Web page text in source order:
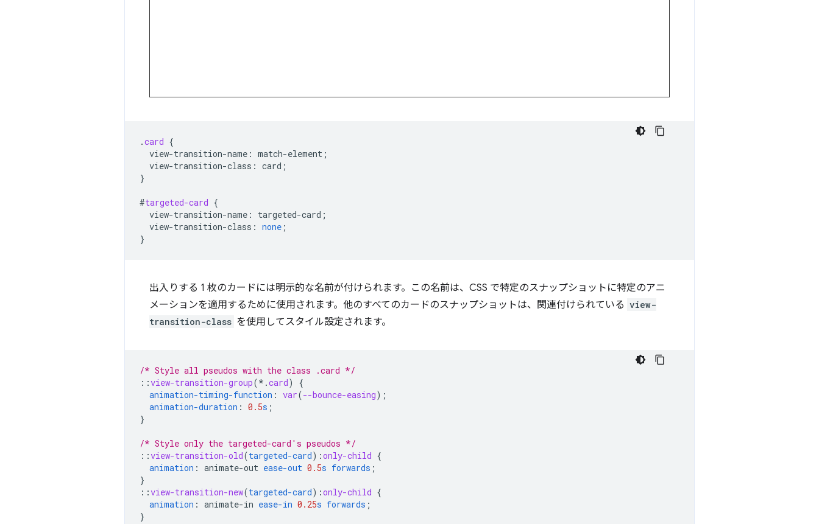
.card {
view-transition-name : match-element ;
view-transition-class : card ;
}
#targeted-card {
view-transition-name : targeted-card ;
view-transition-class : none ;
}
出入りする 1 枚のカードには明示的な名前が付けられます。この名前は、CSS で特定のスナップショットに特定のアニ
メーションを適用するために使用されます。他のすべてのカードのスナップショットは、関連付けられている view-
transition-class を使用してスタイル設定されます。
/* Style all pseudos with the class .card */
::view-transition-group(* .card)
{
animation-timing-function : var(--bounce-easing);
animation-duration : 0.5s ;
}
/* Style only the targeted-card's pseudos */
::view-transition-old(targeted-card) :only-child {
animation : animate-out ease-out 0.5s forwards ;
}
::view-transition-new(targeted-card) :only-child {
animation : animate-in ease-in 0.25s forwards ;
}